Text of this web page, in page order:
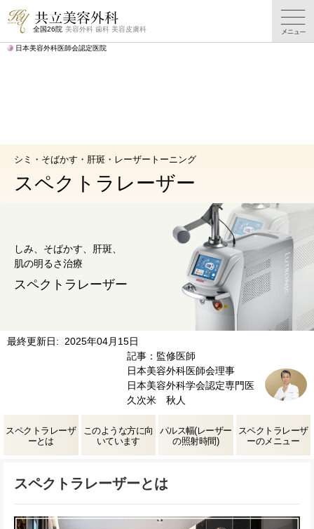
全国26院 美容外科 歯科 美容皮膚科
日本美容外科医師会認定医院
シミそばかす
TOP
シミそばかす
施術一覧
シミ・そばかす・肝斑・レーザートーニング
スペクトラレーザー
しみ、そばかす、肝斑、
肌の明るさ治療
スペクトラレーザー
最終更新日: 2025年04月15日
記事：監修医師
日本美容外科医師会理事
日本美容外科学会認定専門医
久次米 秋人
スペクトラレーザ
ーとは
このような方に向
いています
パルス幅(レーザー
の照射時間)
スペクトラレーザ
ーのメニュー
スペクトラレーザーとは